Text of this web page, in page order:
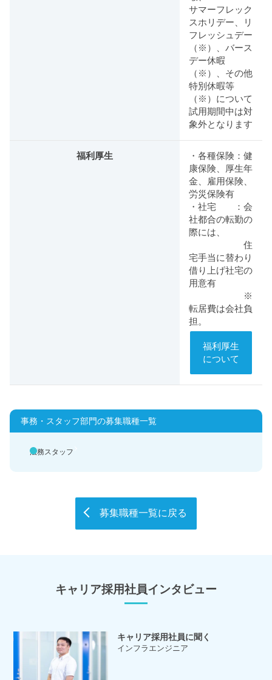
サマーフレック
スホリデー、リ
フレッシュデー
（※）、バース
デー休暇
（※）、その他
特別休暇等
（※）について
試用期間中は対
象外となります
福利厚生
・各種保険：健
康保険、厚生年
金、雇用保険、
労災保険有
・社宅 ：会
社都合の転勤の
際には、
住
宅手当に替わり
借り上げ社宅の
用意有
※
転居費は会社負
担。
福利厚生
について
事務・スタッフ部門の募集職種一覧
法務スタッフ
募集職種一覧に戻る
キャリア採用社員インタビュー
キャリア採用社員に聞く
インフラエンジニア